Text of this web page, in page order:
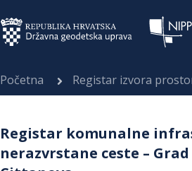
Početna Registar izvora
Registar komunalne
nerazvrstane ceste –